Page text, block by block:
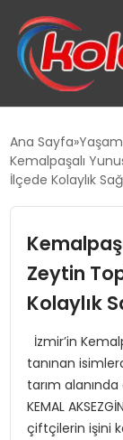
SUWEN’IN
TANYER YAPI
BÜYÜTTÜ
Ana Sayfa Yaşam
Kemalpaşalı
İlçede Kolaylık
Zeytin
Kolaylık
İzmir’in
tanınan
tarım
KEMAL
çiftçilerin işini